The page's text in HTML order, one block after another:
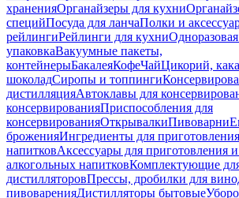
храненияОрганайзеры для кухни
специйПосуда для ланчаПолки и
рейлингиРейлинги для кухни
упаковкаВакуумные пакеты,
контейнерыБакалеяКофеЧайЦикорий,
шоколадСиропы и топпинги
дистилляцияАвтоклавы для
консервированияПриспособления для
консервированияОткрывалкиПивоварни
броженияИнгредиенты для
напитковАксессуары для приготовления
алкогольных напитковКомплектующие
дистилляторовПрессы, дробилки для
пивоваренияДистилляторы бытовые